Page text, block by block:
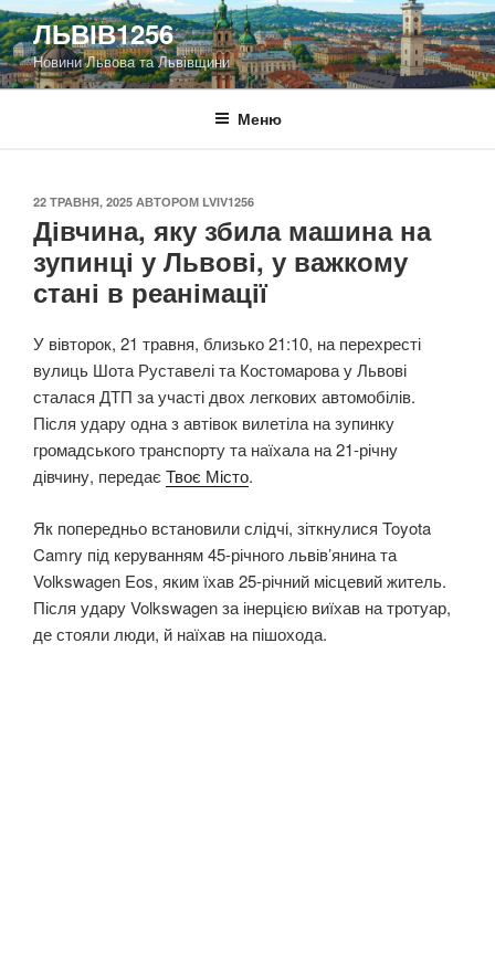
Перейти
до
вмісту
ЛЬВІВ1256
Новини Львова та Львівщини
Меню
ОПУБЛІКОВАНО
22 ТРАВНЯ, 2025 АВТОРОМ LVIV1256
Дівчина, яку збила машина на
зупинці у Львові, у важкому
стані в реанімації
У вівторок, 21 травня, близько 21:10, на перехресті
вулиць Шота Руставелі та Костомарова у Львові
сталася ДТП за участі двох легкових автомобілів.
Після удару одна з автівок вилетіла на зупинку
громадського транспорту та наїхала на 21-річну
дівчину, передає Твоє Місто.
Як попередньо встановили слідчі, зіткнулися Toyota
Camry під керуванням 45-річного львів’янина та
Volkswagen Eos, яким їхав 25-річний місцевий житель.
Після удару Volkswagen за інерцією виїхав на тротуар,
де стояли люди, й наїхав на пішохода.